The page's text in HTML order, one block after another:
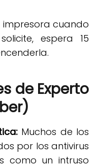
cuando
espera 15
.
de Experto
Muchos de los
por los antivirus
como un intruso